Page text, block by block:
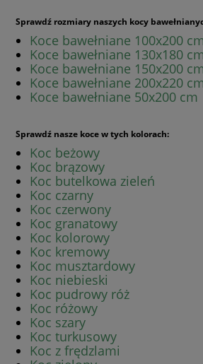
Sprawdź rozmiary naszych kocy
Koce bawełniane 100x200
Koce bawełniane 130x180
Koce bawełniane 150x200
Koce bawełniane 200x220
Koce bawełniane 50x200 cm
Sprawdź nasze koce w tych kolorach:
Koc beżowy
Koc brązowy
Koc butelkowa zieleń
Koc czarny
Koc czerwony
Koc granatowy
Koc kolorowy
Koc kremowy
Koc musztardowy
Koc niebieski
Koc pudrowy róż
Koc różowy
Koc szary
Koc turkusowy
Koc z frędzlami